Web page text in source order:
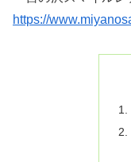
https://